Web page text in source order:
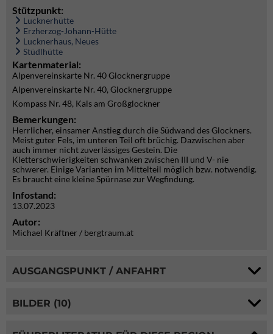
Stützpunkt:
Lucknerhütte
Erzherzog-Johann-Hütte
Lucknerhaus, Neues
Stüdlhütte
Kartenmaterial:
Alpenvereinskarte Nr. 40 Glocknergruppe
Alpenvereinskarte Nr. 40, Glocknergruppe
Kompass Nr. 48, Kals am Großglockner
Bemerkungen:
Herrlicher, einsamer Anstieg durch die Südwand des Glockners.
Meist guter Fels, im unteren Teil oft brüchig. Dazwischen aber
auch immer nicht zuverlässiges Gestein. Die
Kletterschwierigkeiten schwanken zwischen III und V- nie
schwerer. Einige Varianten im Mittelteil möglich bzw. notwendig.
Es braucht eine kleine Spürnase zur Wegfindung.
Infostand:
13.07.2023
Autor:
Michael Kräftner / bergtraum.at
AUSGANGSPUNKT / ANFAHRT
BILDER (10)